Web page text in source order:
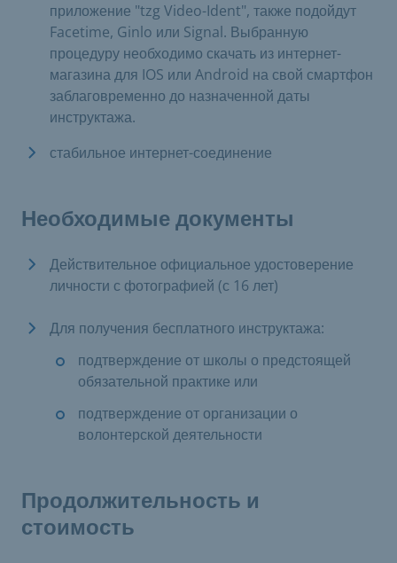
приложение "tzg Video-Ident", также подойдут
Facetime, Ginlo или Signal. Выбранную
процедуру необходимо скачать из интернет-
магазина для IOS или Android на свой смартфон
заблаговременно до назначенной даты
инструктажа.
стабильное интернет-соединение
Необходимые документы
Действительное официальное удостоверение
личности с фотографией (с 16 лет)
Для получения бесплатного инструктажа:
подтверждение от школы о предстоящей
обязательной практике или
подтверждение от организации о
волонтерской деятельности
Продолжительность и
стоимость